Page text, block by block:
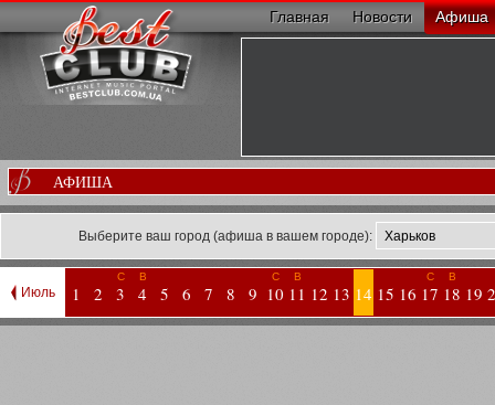
Главная Новости Афиша
АФИША
Выберите ваш город (афиша в вашем городе):
Июль 1 2
С
3
В
4 5 6 7 8 9
С
10
В
11 12 13 14 15 16
С
17
В
18 19